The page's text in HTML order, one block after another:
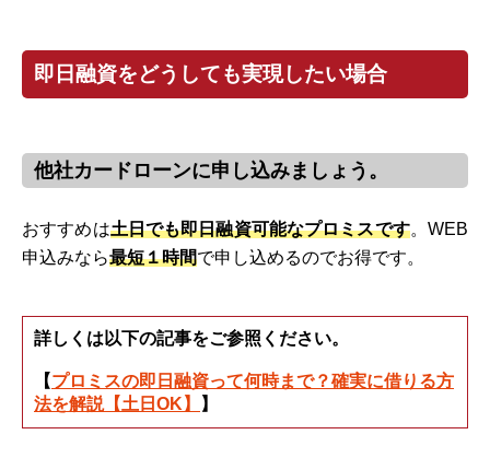
即日融資をどうしても実現したい場合
他社カードローンに申し込みましょう。
おすすめは土日でも即日融資可能なプロミスです。WEB
申込みなら最短１時間で申し込めるのでお得です。
詳しくは以下の記事をご参照ください。
【プロミスの即日融資って何時まで？確実に借りる方
法を解説【土日OK】
】